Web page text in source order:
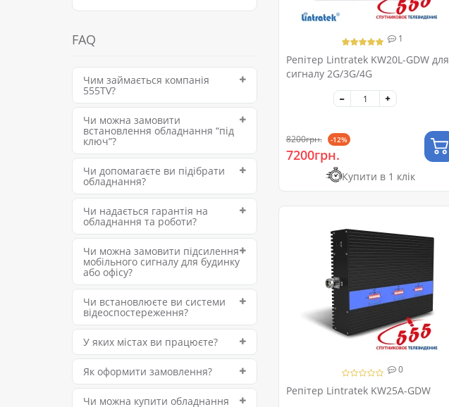
FAQ
Чим займається компанія
555TV?
Чи можна замовити
встановлення обладнання “під
ключ”?
Чи допомагаєте ви підібрати
обладнання?
Чи надається гарантія на
обладнання та роботи?
Чи можна замовити підсилення
мобільного сигналу для будинку
або офісу?
Чи встановлюєте ви системи
відеоспостереження?
У яких містах ви працюєте?
Як оформити замовлення?
Чи можна купити обладнання
1
Репітер Lintratek KW20L-GDW для
сигналу 2G/3G/4G
8200грн. -12%
7200грн.
Купити в 1 клік
0
Репітер Lintratek KW25A-GDW